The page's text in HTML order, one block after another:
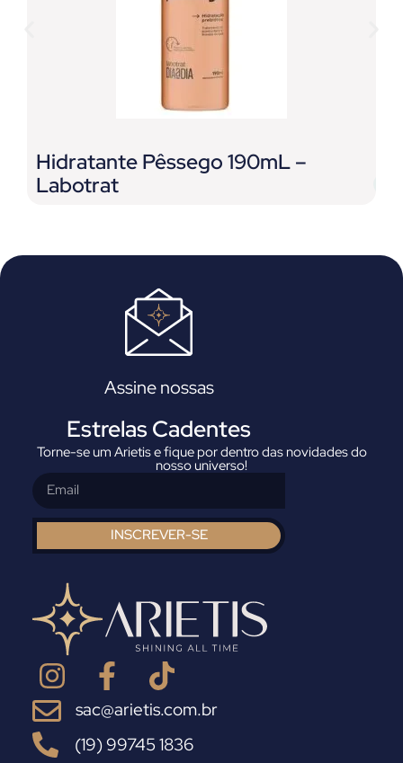
Hidratante Pêssego 190mL –
Labotrat
Assine nossas
Estrelas Cadentes
Torne-se um Arietis e fique por dentro das novidades do
nosso universo!
INSCREVER-SE
sac@arietis.com.br
(19) 99745 1836